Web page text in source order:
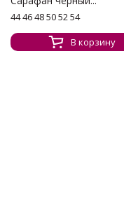
44 46 48 50 52 54
В корзину